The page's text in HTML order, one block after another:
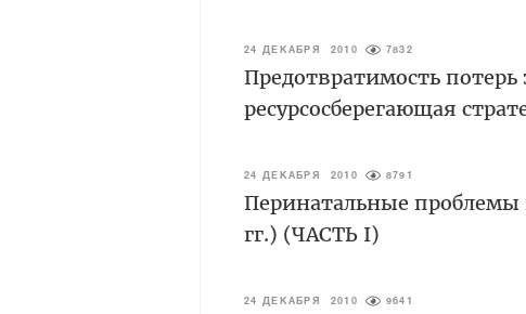
24 ДЕКАБРЯ 2010 7832
Предотвратимость
ресурсосберегающая
24 ДЕКАБРЯ 2010 8791
Перинатальные проблемы
гг.) (ЧАСТЬ I)
24 ДЕКАБРЯ 2010 9641